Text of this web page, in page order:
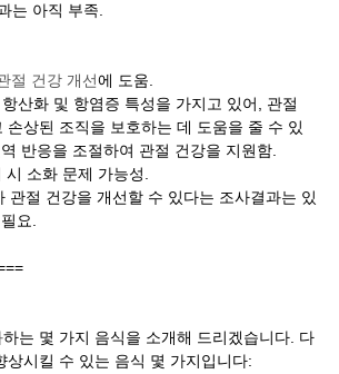
는 아직 부족.
절 건강 개선에 도움.
산화 및 항염증 특성을 가지고 있어, 관절
손상된 조직을 보호하는 데 도움을 줄 수 있
반응을 조절하여 관절 건강을 지원함.
소화 문제 가능성.
관절 건강을 개선할 수 있다는 조사결과는 있
요.
하는 몇 가지 음식을 소개해 드리겠습니다. 다
상시킬 수 있는 음식 몇 가지입니다: